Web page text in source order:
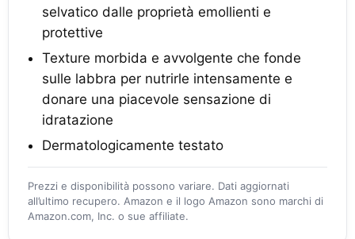
selvatico dalle proprietà emollienti e
protettive
Texture morbida e avvolgente che fonde
sulle labbra per nutrirle intensamente e
donare una piacevole sensazione di
idratazione
Dermatologicamente testato
Prezzi e disponibilità possono variare. Dati aggiornati
all’ultimo recupero. Amazon e il logo Amazon sono marchi di
Amazon.com, Inc. o sue affiliate.